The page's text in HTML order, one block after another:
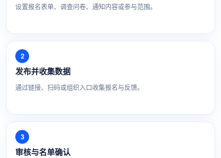
设置报名表单、调查问卷、通知内容或参与范围。
发布并收集数据
通过链接、扫码或组织入口收集报名与反馈。
审核与名单确认